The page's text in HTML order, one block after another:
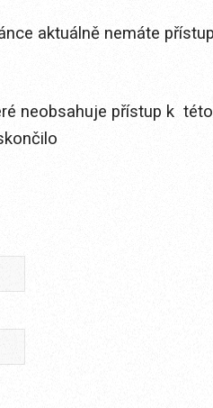
aktuálně nemáte
neobsahuje přístup k